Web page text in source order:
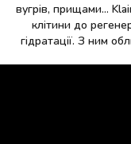
вугрів, прищами...
клітини до
гідратації. З ним